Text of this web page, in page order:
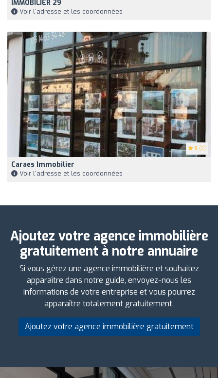
IMMOBILIER 29
Voir l'adresse et les coordonnées
5 (2)
Caraes Immobilier
Voir l'adresse et les coordonnées
Ajoutez votre agence immobilière
gratuitement à notre annuaire
Si vous gérez une agence immobilière et souhaitez
apparaître dans notre guide, envoyez-nous les
informations de votre entreprise et vous pourrez
apparaître totalement gratuitement.
Ajoutez votre agence immobilière gratuitement